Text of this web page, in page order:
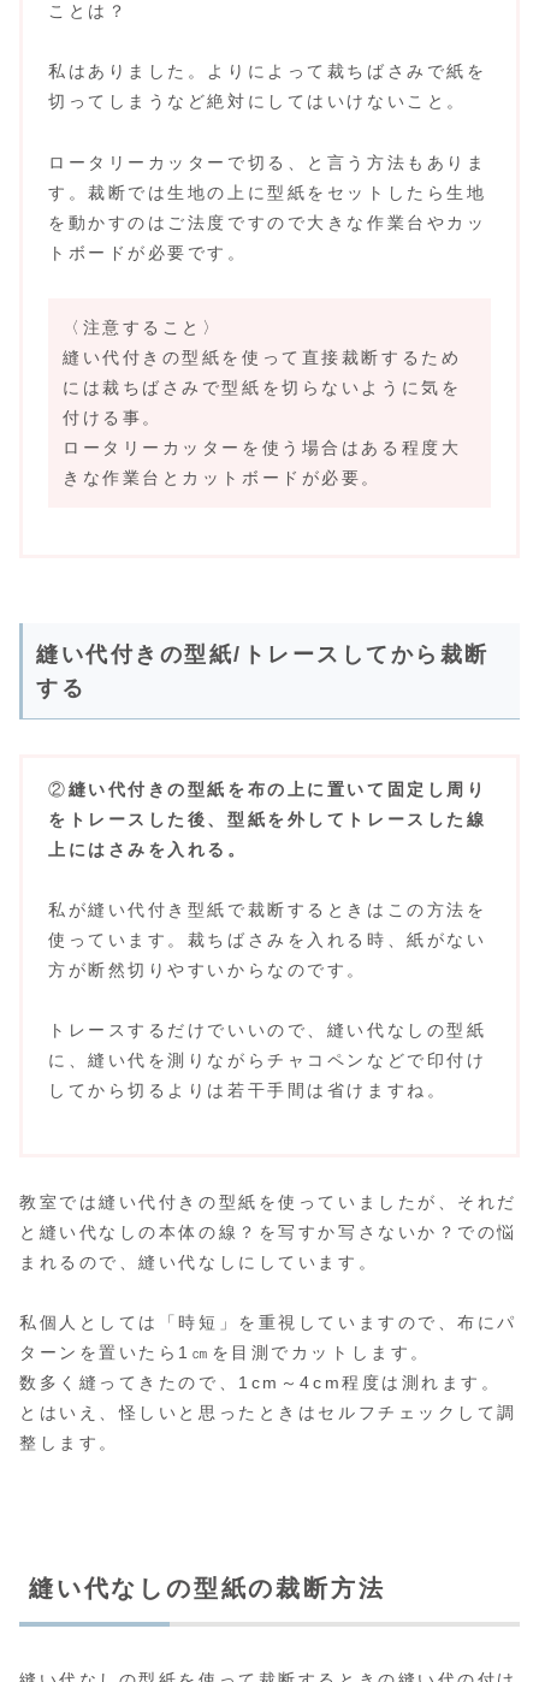
ことは？
私はありました。よりによって裁ちばさみで紙を
切ってしまうなど絶対にしてはいけないこと。
ロータリーカッターで切る、と言う方法もありま
す。裁断では生地の上に型紙をセットしたら生地
を動かすのはご法度ですので大きな作業台やカッ
トボードが必要です。
〈注意すること〉
縫い代付きの型紙を使って直接裁断するため
には裁ちばさみで型紙を切らないように気を
付ける事。
ロータリーカッターを使う場合はある程度大
きな作業台とカットボードが必要。
縫い代付きの型紙/トレースしてから裁断
する
②縫い代付きの型紙を布の上に置いて固定し周り
をトレースした後、型紙を外してトレースした線
上にはさみを入れる。
私が縫い代付き型紙で裁断するときはこの方法を
使っています。裁ちばさみを入れる時、紙がない
方が断然切りやすいからなのです。
トレースするだけでいいので、縫い代なしの型紙
に、縫い代を測りながらチャコペンなどで印付け
してから切るよりは若干手間は省けますね。
教室では縫い代付きの型紙を使っていましたが、それだ
と縫い代なしの本体の線？を写すか写さないか？での悩
まれるので、縫い代なしにしています。
私個人としては「時短」を重視していますので、布にパ
ターンを置いたら1㎝を目測でカットします。
数多く縫ってきたので、1cm～4cm程度は測れます。
とはいえ、怪しいと思ったときはセルフチェックして調
整します。
縫い代なしの型紙の裁断方法